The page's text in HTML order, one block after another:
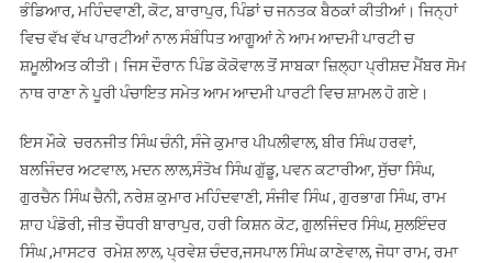
ਭੰਡਿਆਰ, ਮਹਿੰਦਵਾਣੀ, ਕੋਟ, ਬਾਰਾਪੁਰ, ਪਿੰਡਾਂ ਚ ਜਨਤਕ ਬੈਠਕਾਂ ਕੀਤੀਆਂ। ਜਿਨ੍ਹਾਂ
ਵਿਚ ਵੱਖ ਵੱਖ ਪਾਰਟੀਆਂ ਨਾਲ ਸੰਬੰਧਿਤ ਆਗੂਆਂ ਨੇ ਆਮ ਆਦਮੀ ਪਾਰਟੀ ਚ
ਸ਼ਮੂਲੀਅਤ ਕੀਤੀ। ਜਿਸ ਦੌਰਾਨ ਪਿੰਡ ਕੋਕੋਵਾਲ ਤੋਂ ਸਾਬਕਾ ਜ਼ਿਲ੍ਹਾ ਪ੍ਰੀਸ਼ਦ ਮੈਂਬਰ ਸੋਮ
ਨਾਥ ਰਾਣਾ ਨੇ ਪੂਰੀ ਪੰਚਾਇਤ ਸਮੇਤ ਆਮ ਆਦਮੀ ਪਾਰਟੀ ਵਿਚ ਸ਼ਾਮਲ ਹੋ ਗਏ।
ਇਸ ਮੌਕੇ ਚਰਨਜੀਤ ਸਿੰਘ ਚੰਨੀ, ਸੰਜੇ ਕੁਮਾਰ ਪੀਪਲੀਵਾਲ, ਬੀਰ ਸਿੰਘ ਹਰਵਾਂ,
ਬਲਜਿੰਦਰ ਅਟਵਾਲ, ਮਦਨ ਲਾਲ,ਸੰਤੋਖ ਸਿੰਘ ਗੁੱਡੂ, ਪਵਨ ਕਟਾਰੀਆ, ਸੁੱਚਾ ਸਿੰਘ,
ਗੁਰਚੈਨ ਸਿੰਘ ਚੈਨੀ, ਨਰੇਸ਼ ਕੁਮਾਰ ਮਹਿੰਦਵਾਣੀ, ਸੰਜੀਵ ਸਿੰਘ , ਗੁਰਭਾਗ ਸਿੰਘ, ਰਾਮ
ਸ਼ਾਹ ਪੰਡੋਰੀ, ਜੀਤ ਚੌਧਰੀ ਬਾਰਾਪੁਰ, ਹਰੀ ਕਿਸ਼ਨ ਕੋਟ, ਗੁਲਜਿੰਦਰ ਸਿੰਘ, ਸੁਲਇੰਦਰ
ਸਿੰਘ ,ਮਾਸਟਰ ਰਮੇਸ਼ ਲਾਲ, ਪ੍ਰਵੇਸ਼ ਚੰਦਰ,ਜਸਪਾਲ ਸਿੰਘ ਕਾਣੇਵਾਲ, ਜੋਧਾ ਰਾਮ, ਰਮਾ